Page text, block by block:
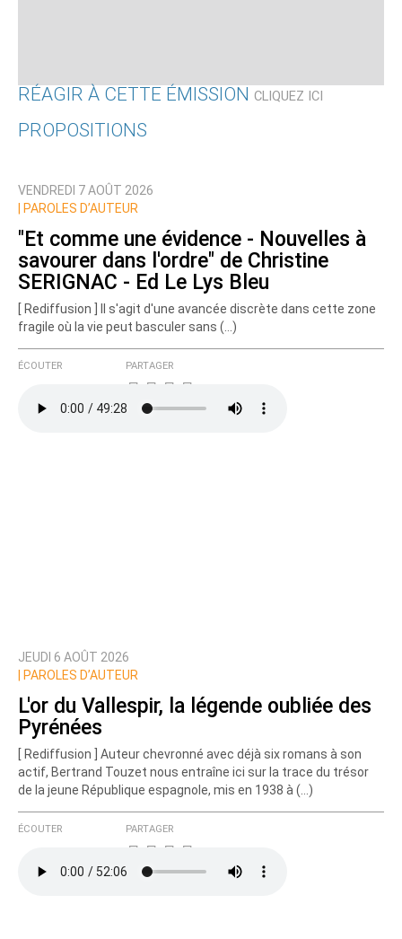
RÉAGIR À CETTE ÉMISSION CLIQUEZ ICI
Nom
Courriel (non publié)
Ajoutez votre commentaire ici
Texte de votre message
Prévenez-moi de tous les nouveaux commentaires
PROPOSITIONS
VENDREDI 7 AOÛT 2026
PAROLES D’AUTEUR
"Et comme une évidence - Nouvelles à
savourer dans l'ordre" de Christine
SERIGNAC - Ed Le Lys Bleu
[ Rediffusion ] Il s'agit d'une avancée discrète dans cette zone
fragile où la vie peut basculer sans (…)
ÉCOUTER PARTAGER
JEUDI 6 AOÛT 2026
PAROLES D’AUTEUR
L'or du Vallespir, la légende oubliée des
Pyrénées
[ Rediffusion ] Auteur chevronné avec déjà six romans à son
actif, Bertrand Touzet nous entraîne ici sur la trace du trésor
de la jeune République espagnole, mis en 1938 à (…)
ÉCOUTER PARTAGER